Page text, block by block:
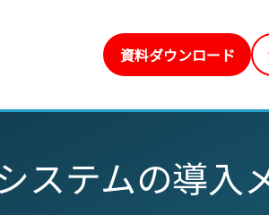
資料ダウンロード
ステムの導入